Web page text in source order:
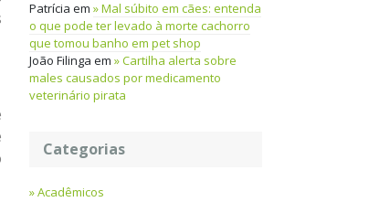
Patrícia em
Mal súbito em cães: entenda
o que pode ter levado à morte cachorro
que tomou banho em pet shop
João Filinga em
Cartilha alerta sobre
males causados por medicamento
veterinário pirata
Categorias
Acadêmicos